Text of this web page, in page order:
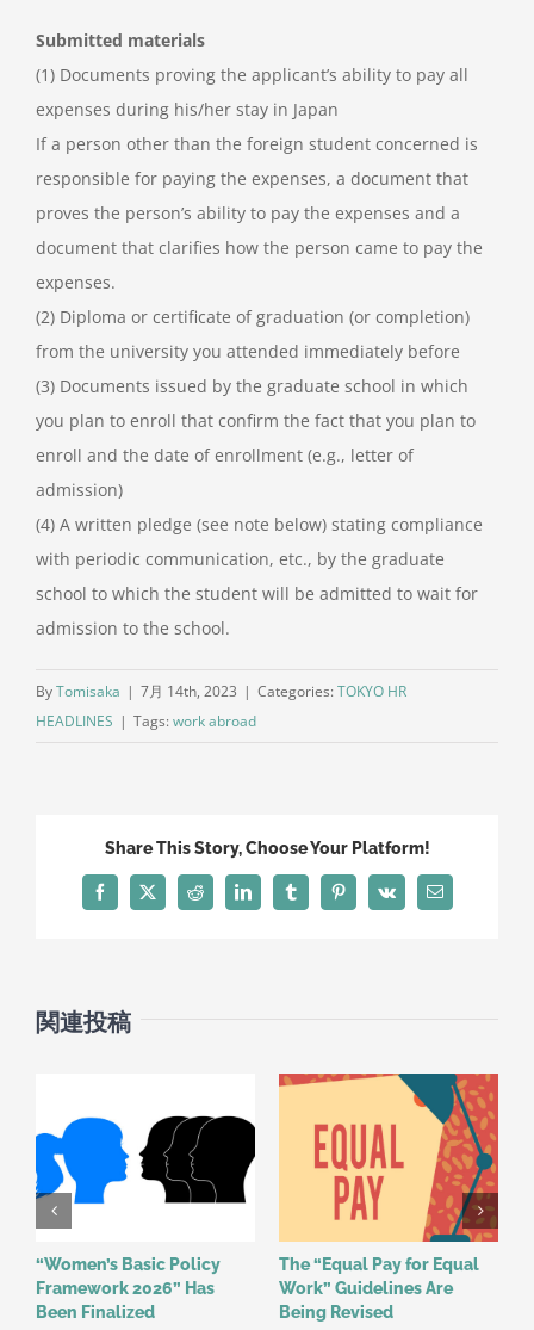
Submitted materials
(1) Documents proving the applicant’s ability to pay all
expenses during his/her stay in Japan
If a person other than the foreign student concerned is
responsible for paying the expenses, a document that
proves the person’s ability to pay the expenses and a
document that clarifies how the person came to pay the
expenses.
(2) Diploma or certificate of graduation (or completion)
from the university you attended immediately before
(3) Documents issued by the graduate school in which
you plan to enroll that confirm the fact that you plan to
enroll and the date of enrollment (e.g., letter of
admission)
(4) A written pledge (see note below) stating compliance
with periodic communication, etc., by the graduate
school to which the student will be admitted to wait for
admission to the school.
ByTomisaka | 7月 14th, 2023 | Categories: TOKYO HR
HEADLINES | Tags: work abroad
Share This Story, Choose Your Platform!
Facebook
X Reddit LinkedInTumblrPinterest
Vk
電
子
関連投稿
“Women’s Basic Policy
Framework 2026” Has
Been Finalized
The “Equal Pay for Equal
Work” Guidelines Are
Being Revised